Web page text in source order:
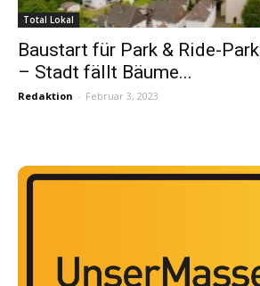
Total Lokal
Baustart für Park & Ride-
– Stadt fällt Bäume...
Redaktion - Februar 3, 2023